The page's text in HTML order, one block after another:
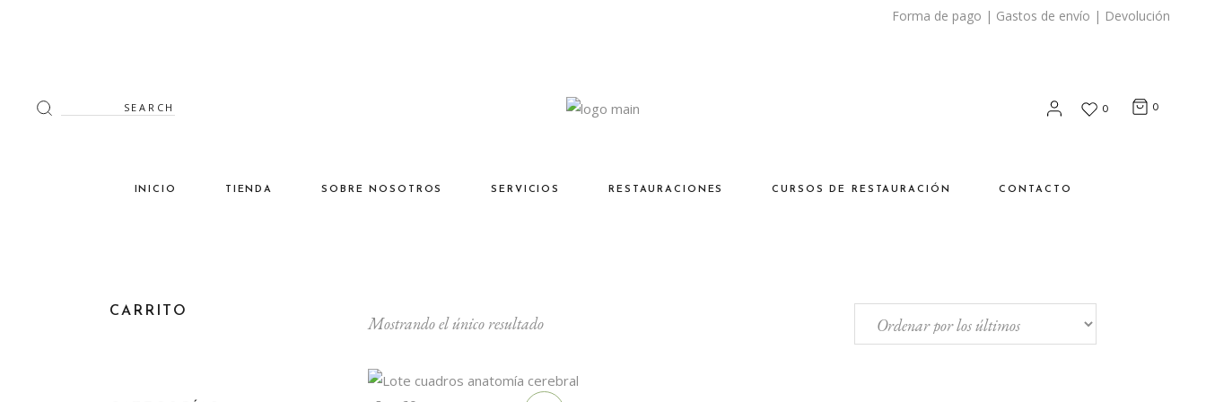
Forma de pago | Gastos de envío | Devolución
Search
for: 0 0
INICIO TIENDA SOBRE NOSOTROS SERVICIOS RESTAURACIONES CURSOS DE RESTAURACIÓN CONTACTO
Mostrando el único resultado
CARRITO